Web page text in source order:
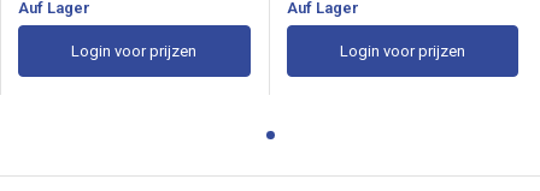
Auf Lager
Login voor prijzen
Auf Lager
Login voor prijzen